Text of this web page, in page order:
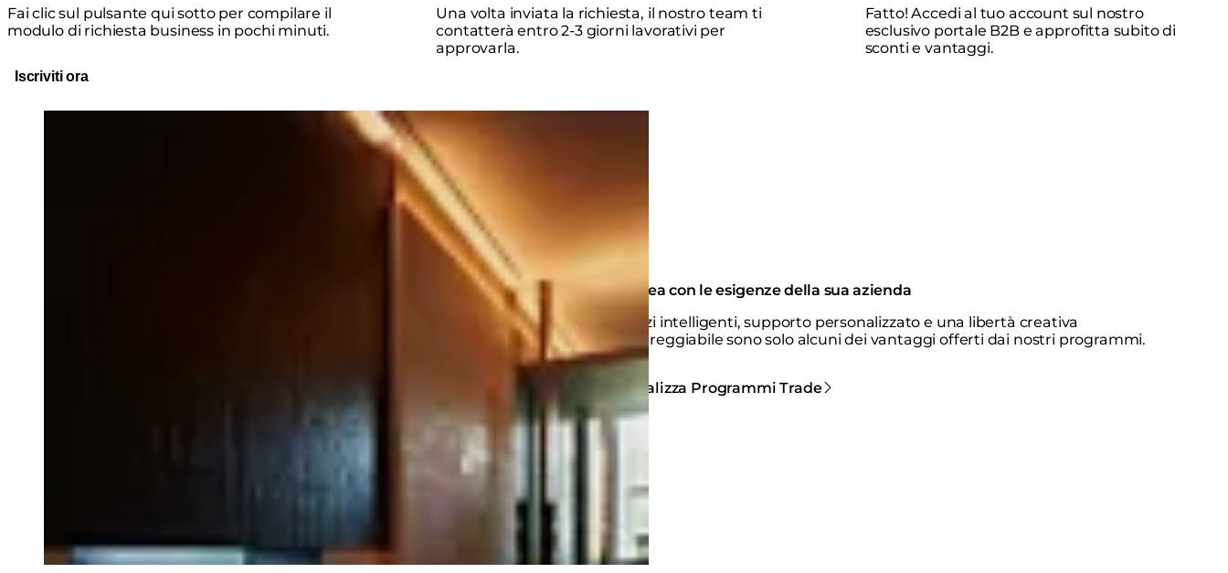
Fai clic sul pulsante qui sotto per compilare il
modulo di richiesta business in pochi minuti.
Iscriviti ora
Una volta inviata la richiesta, il nostro team ti
contatterà entro 2-3 giorni lavorativi per
approvarla.
Fatto! Accedi al tuo account sul nostro
esclusivo portale B2B e approfitta subito di
sconti e vantaggi.
© Park Hyatt Niseko Hanazono
In linea con le esigenze della sua azienda
Prezzi intelligenti, supporto personalizzato e una libertà creativa
impareggiabile sono solo alcuni dei vantaggi offerti dai nostri programmi.
Visualizza Programmi Trade